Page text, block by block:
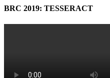
BRC 2019: TESSERACT